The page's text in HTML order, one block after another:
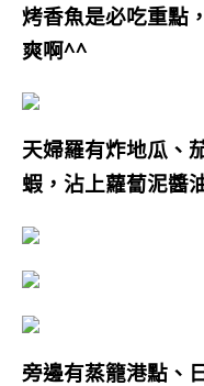
烤香魚是必吃重點
爽啊^^
天婦羅有炸地瓜、
蝦，沾上蘿蔔泥醬
旁邊有蒸籠港點、